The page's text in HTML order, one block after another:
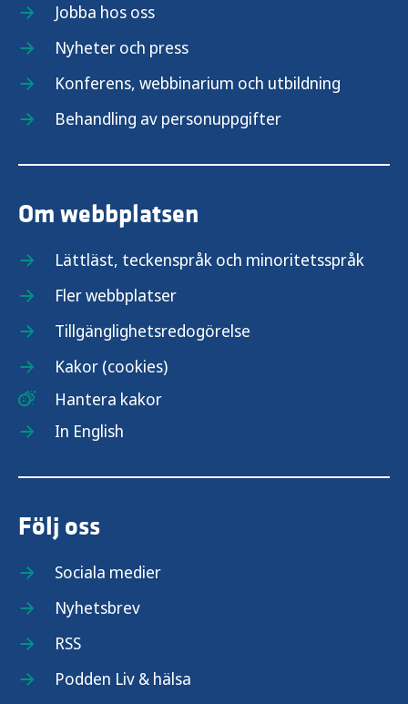
Jobba hos oss
Nyheter och press
Konferens, webbinarium och utbildning
Behandling av personuppgifter
Om webbplatsen
Lättläst, teckenspråk och minoritetsspråk
Fler webbplatser
Tillgänglighetsredogörelse
Kakor (cookies)
Hantera kakor
In English
Följ oss
Sociala medier
Nyhetsbrev
RSS
Podden Liv & hälsa